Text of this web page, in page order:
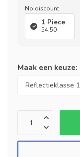
No discount
1 Piece
54,50
Maak een keuze: